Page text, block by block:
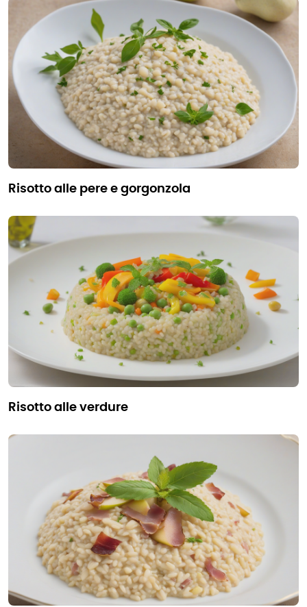
risotto alle pere e gorgonzola
risotto alle verdure